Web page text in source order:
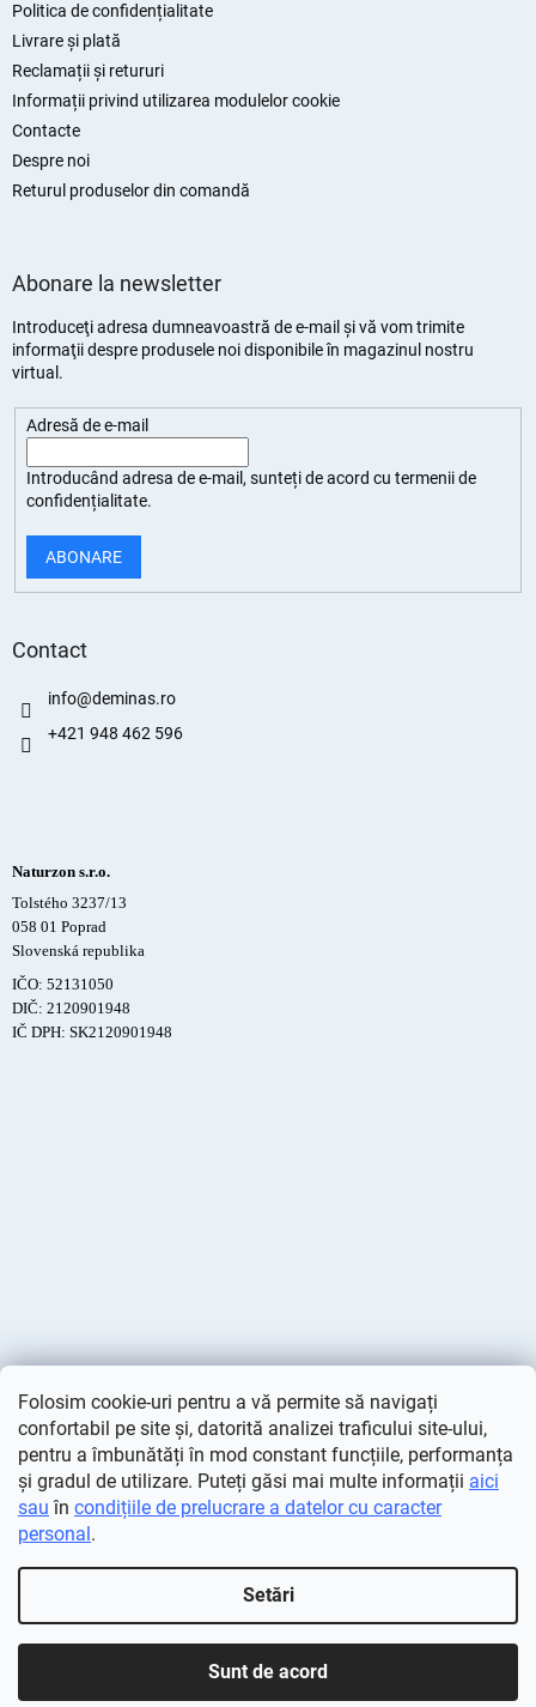
Folosim cookie-uri pentru a vă permite să navigați
confortabil pe site și, datorită analizei traficului site-ului,
pentru a îmbunătăți în mod constant funcțiile, performanța
și gradul de utilizare. Puteți găsi mai multe informații aici
sau în condițiile de prelucrare a datelor cu caracter
personal.
Setări
Sunt de acord
Politica de confidențialitate
Livrare și plată
Reclamații și retururi
Informații privind utilizarea modulelor cookie
Contacte
Despre noi
Returul produselor din comandă
Abonare la newsletter
Introduceţi adresa dumneavoastră de e-mail şi vă vom trimite
informaţii despre produsele noi disponibile în magazinul nostru
virtual.
Adresă de e-mail
Introducând adresa de e-mail, sunteți deacord cu termenii de
confidențialitate.
ABONARE
Contact
info@deminas.ro
+421 948 462 596
Naturzon s.r.o.
Tolstého 3237/13
058 01 Poprad
Slovenská republika
IČO: 52131050
DIČ: 2120901948
IČ DPH: SK2120901948